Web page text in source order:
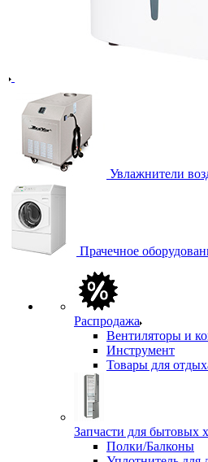
Увлажнители
Прачечное
Распродажа
Вентиляторы и
Инструмент
Товары для
Запчасти для бытовых
Полки/Балконы